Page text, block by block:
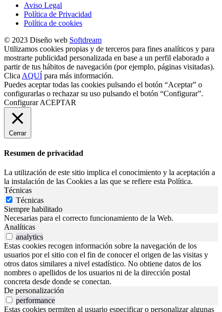
Aviso Legal
Política de Privacidad
Política de cookies
© 2023 Diseño web Softdream
Utilizamos cookies propias y de terceros para fines analíticos y para
mostrarte publicidad personalizada en base a un perfil elaborado a
partir de tus hábitos de navegación (por ejemplo, páginas visitadas).
Clica AQUÍ para más información.
Puedes aceptar todas las cookies pulsando el botón “Aceptar” o
configurarlas o rechazar su uso pulsando el botón “Configurar”.
Configurar ACEPTAR
Cerrar
Resumen de privacidad
La utilización de este sitio implica el conocimiento y la aceptación a
la instalación de las Cookies a las que se refiere esta Política.
Técnicas
Técnicas
Siempre habilitado
Necesarias para el correcto funcionamiento de la Web.
Analíticas
analytics
Estas cookies recogen información sobre la navegación de los
usuarios por el sitio con el fin de conocer el origen de las visitas y
otros datos similares a nivel estadístico. No obtiene datos de los
nombres o apellidos de los usuarios ni de la dirección postal
concreta desde donde se conectan.
De personalización
performance
Estas cookies permiten al usuario especificar o personalizar algunas